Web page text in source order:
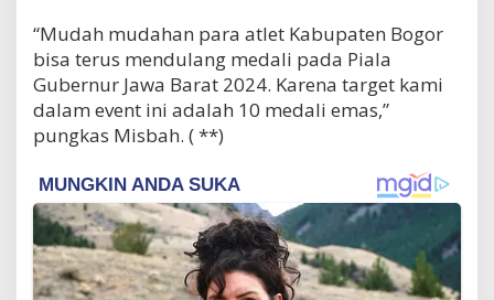
“Mudah mudahan para atlet Kabupaten Bogor
bisa terus mendulang medali pada Piala
Gubernur Jawa Barat 2024. Karena target kami
dalam event ini adalah 10 medali emas,”
pungkas Misbah. ( **)